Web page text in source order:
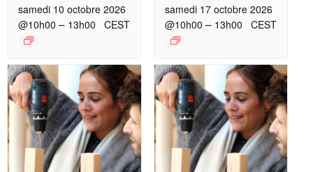
samedi 10 octobre 2026
@10h00 – 13h00 CEST
samedi 17 octobre 2026
@10h00 – 13h00 CEST